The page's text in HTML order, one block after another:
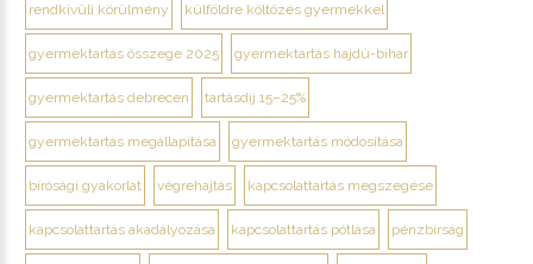
rendkívüli körülmény külföldre költözés gyermekkel
gyermektartás összege 2025 gyermektartás hajdú-bihar
gyermektartás debrecen tartásdíj 15–25%
gyermektartás megállapítása gyermektartás módosítása
bírósági gyakorlat végrehajtás kapcsolattartás megszegése
kapcsolattartás akadályozása kapcsolattartás pótlása pénzbírság